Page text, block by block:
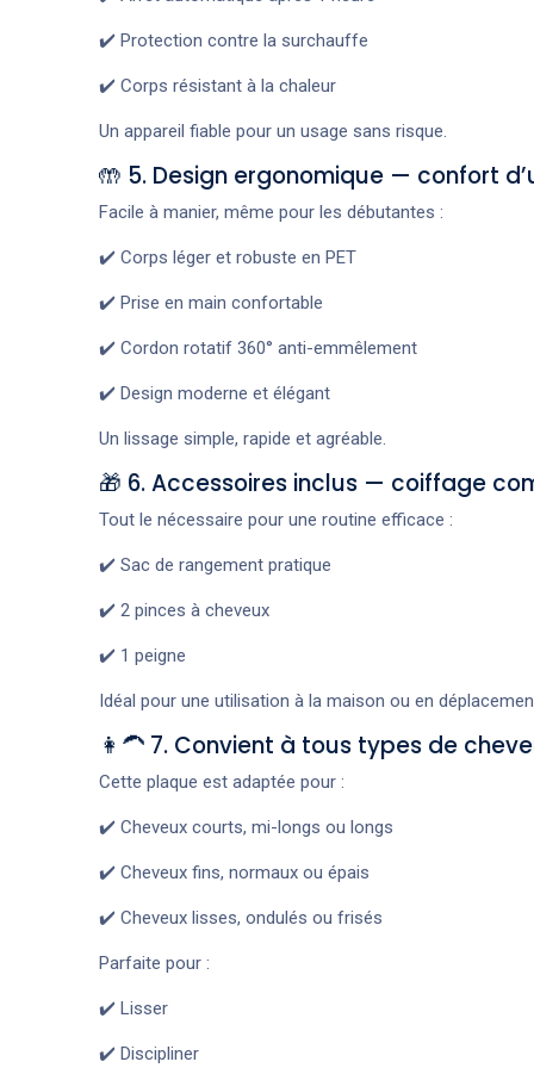
✔️ Protection contre la surchauffe
✔️ Corps résistant à la chaleur
Un appareil fiable pour un usage sans risque.
🤲 5. Design ergonomique — confort
Facile à manier, même pour les débutantes :
✔️ Corps léger et robuste en PET
✔️ Prise en main confortable
✔️ Cordon rotatif 360° anti-emmêlement
✔️ Design moderne et élégant
Un lissage simple, rapide et agréable.
🎁 6. Accessoires inclus — coiffage
Tout le nécessaire pour une routine efficace :
✔️ Sac de rangement pratique
✔️ 2 pinces à cheveux
✔️ 1 peigne
Idéal pour une utilisation à la maison ou en
👩‍🦱 7. Convient à tous types de
Cette plaque est adaptée pour :
✔️ Cheveux courts, mi-longs ou longs
✔️ Cheveux fins, normaux ou épais
✔️ Cheveux lisses, ondulés ou frisés
Parfaite pour :
✔️ Lisser
✔️ Discipliner